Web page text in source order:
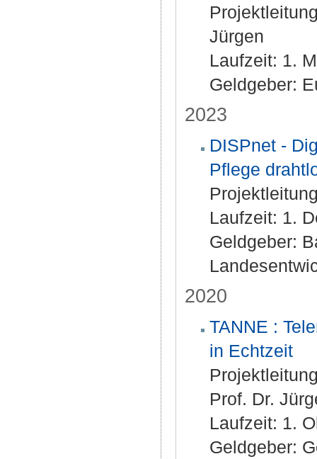
Jürgen
Laufzeit: 1.
Geldgeber:
2023
DISPnet -
Pflege
Laufzeit: 1.
Geldgeber:
2020
TANNE :
in Echtzeit
Prof. Dr.
Laufzeit: 1.
Geldgeber: